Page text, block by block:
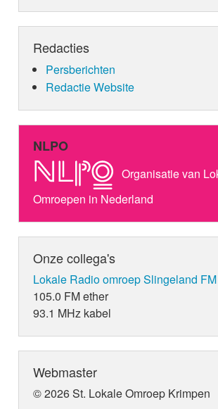
Redacties
Persberichten
Redactie Website
NLPO
Organisatie van
Omroepen in Nederland
Onze collega's
Lokale Radio omroep Slingeland FM
105.0 FM ether
93.1 MHz kabel
Webmaster
© 2026 St. Lokale Omroep Krimpen